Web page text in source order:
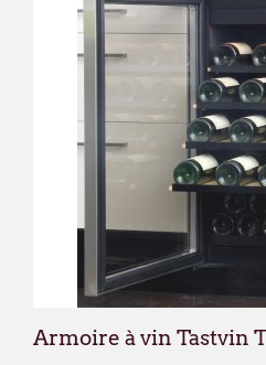
Armoire à vin Tastvin